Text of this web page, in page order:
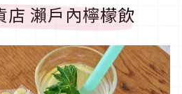
店 瀨戶內檸檬飲